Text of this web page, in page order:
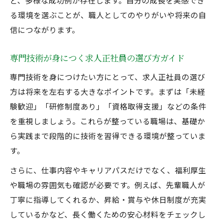
る環境を選ぶことが、職人としてのやりがいや将来の自
信につながります。
専門技術が身につく求人正社員の選び方ガイド
専門技術を身につけたい方にとって、求人正社員の選び
方は将来を左右する大きなポイントです。まずは「未経
験歓迎」「研修制度あり」「資格取得支援」などの条件
を重視しましょう。これらが整っている職場は、基礎か
ら実践まで段階的に技術を習得できる環境が整っていま
す。
さらに、仕事内容やキャリアパスだけでなく、福利厚生
や職場の雰囲気も確認が必要です。例えば、先輩職人が
丁寧に指導してくれるか、昇給・賞与や休日制度が充実
しているかなど、長く働くための安心材料をチェックし